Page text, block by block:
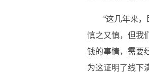
“这几年来
慎之又慎，但我
钱的事情，需要
为这证明了线下